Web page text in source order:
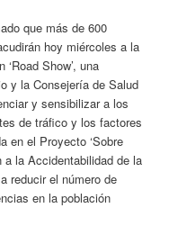
que más de 600
hoy miércoles a la
Show’, una
y la Consejería de Salud
y sensibilizar a los
de tráfico y los factores
en el Proyecto ‘Sobre
a la Accidentabilidad de la
reducir el número de
en la población